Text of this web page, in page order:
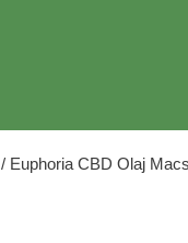
/ Euphoria CBD Olaj